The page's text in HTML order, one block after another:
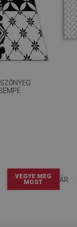
VEGYE MEG
MOST
ÁR: